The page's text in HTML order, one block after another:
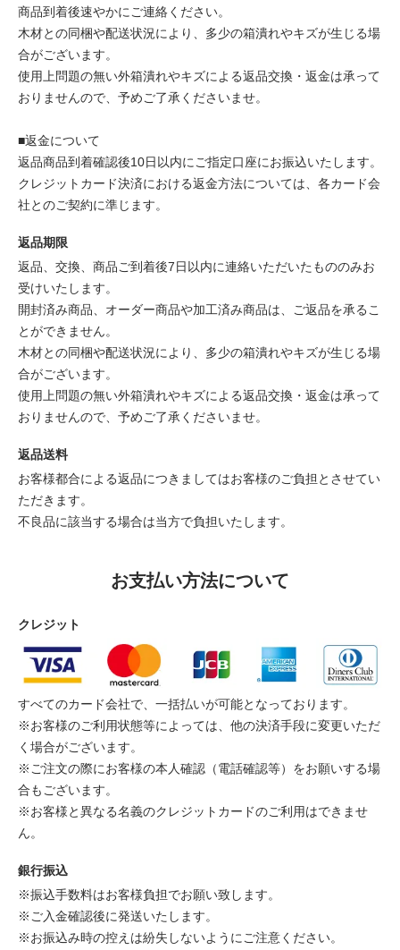
商品到着後速やかにご連絡ください。
木材との同梱や配送状況により、多少の箱潰れやキズが生じる場
合がございます。
使用上問題の無い外箱潰れやキズによる返品交換・返金は承って
おりませんので、予めご了承くださいませ。
■返金について
返品商品到着確認後10日以内にご指定口座にお振込いたします。
クレジットカード決済における返金方法については、各カード会
社とのご契約に準じます。
返品期限
返品、交換、商品ご到着後7日以内に連絡いただいたもののみお
受けいたします。
開封済み商品、オーダー商品や加工済み商品は、ご返品を承るこ
とができません。
木材との同梱や配送状況により、多少の箱潰れやキズが生じる場
合がございます。
使用上問題の無い外箱潰れやキズによる返品交換・返金は承って
おりませんので、予めご了承くださいませ。
返品送料
お客様都合による返品につきましてはお客様のご負担とさせてい
ただきます。
不良品に該当する場合は当方で負担いたします。
お支払い方法について
クレジット
すべてのカード会社で、一括払いが可能となっております。
※お客様のご利用状態等によっては、他の決済手段に変更いただ
く場合がございます。
※ご注文の際にお客様の本人確認（電話確認等）をお願いする場
合もございます。
※お客様と異なる名義のクレジットカードのご利用はできませ
ん。
銀行振込
※振込手数料はお客様負担でお願い致します。
※ご入金確認後に発送いたします。
※お振込み時の控えは紛失しないようにご注意ください。